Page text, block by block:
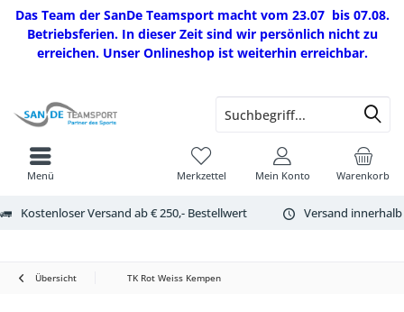
Das Team der SanDe Teamsport macht vom 23.07 bis 07.08.
Betriebsferien. In dieser Zeit sind wir persönlich nicht zu
erreichen. Unser Onlineshop ist weiterhin erreichbar.
Kostenloser Versand ab € 250,- Bestellwert Versand
Warenkorb
Merkzettel Mein Konto
Menü
Übersicht TK Rot Weiss Kempen